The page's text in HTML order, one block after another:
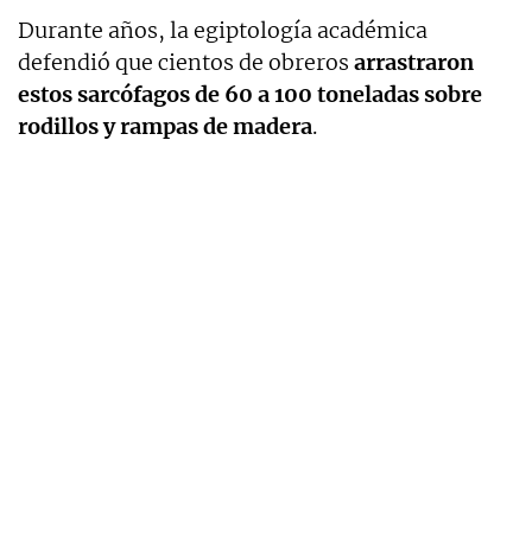
Durante años, la egiptología académica
defendió que cientos de obreros arrastraron
estos sarcófagos de 60 a 100 toneladas sobre
rodillos y rampas de madera.